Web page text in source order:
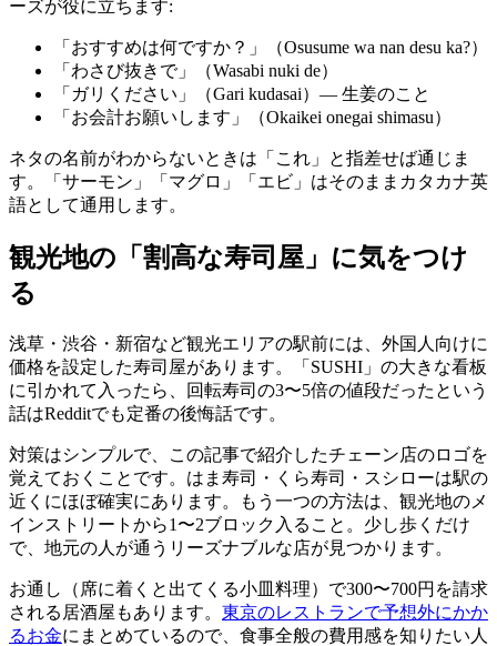
ーズが役に立ちます:
「おすすめは何ですか？」（Osusume wa nan desu ka?）
「わさび抜きで」（Wasabi nuki de）
「ガリください」（Gari kudasai）— 生姜のこと
「お会計お願いします」（Okaikei onegai shimasu）
ネタの名前がわからないときは「これ」と指差せば通じま
す。「サーモン」「マグロ」「エビ」はそのままカタカナ英
語として通用します。
観光地の「割高な寿司屋」に気をつけ
る
浅草・渋谷・新宿など観光エリアの駅前には、外国人向けに
価格を設定した寿司屋があります。「SUSHI」の大きな看板
に引かれて入ったら、回転寿司の3〜5倍の値段だったという
話はRedditでも定番の後悔話です。
対策はシンプルで、この記事で紹介したチェーン店のロゴを
覚えておくことです。はま寿司・くら寿司・スシローは駅の
近くにほぼ確実にあります。もう一つの方法は、観光地のメ
インストリートから1〜2ブロック入ること。少し歩くだけ
で、地元の人が通うリーズナブルな店が見つかります。
お通し（席に着くと出てくる小皿料理）で300〜700円を請求
される居酒屋もあります。 東京のレストランで予想外にかか
るお金にまとめているので、食事全般の費用感を知りたい人